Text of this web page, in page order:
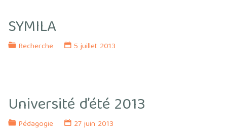
SYMILA
Recherche 5 juillet 2013
Université d’été 2013
Pédagogie 27 juin 2013